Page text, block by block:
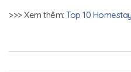
>>> Xem thêm: Top 10